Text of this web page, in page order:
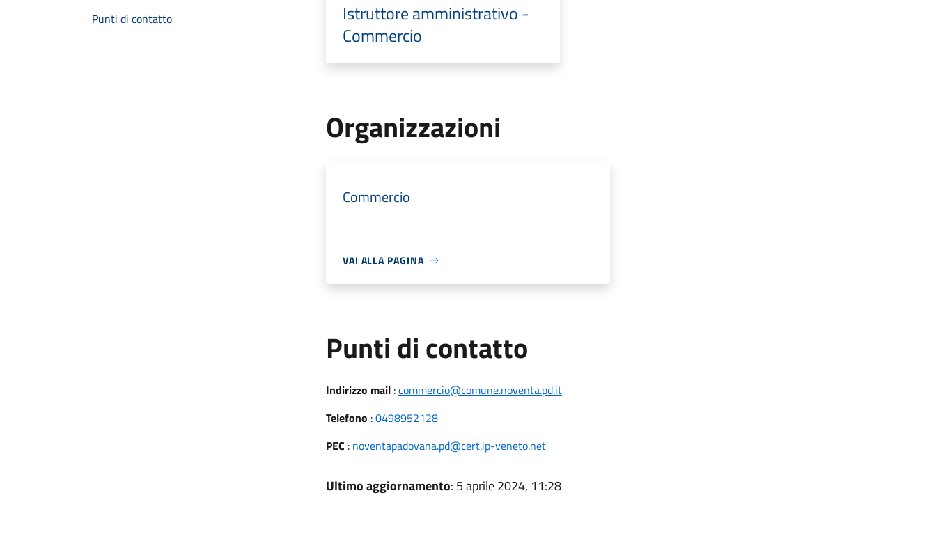
Punti di contatto
Istruttore amministrativo -
Commercio
Organizzazioni
Commercio
VAI ALLA PAGINA
Punti di contatto
Indirizzo mail:commercio@comune.noventa.pd.it
Telefono :0498952128
PEC : noventapadovana.pd@cert.ip-veneto.net
Ultimo aggiornamento: 5 aprile 2024, 11:28